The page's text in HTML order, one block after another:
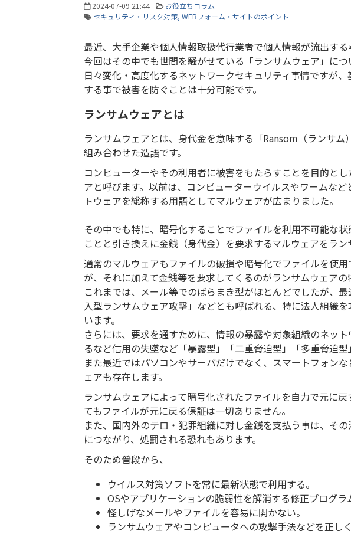
2024-07-09 21:44
お役立ちコラム
セキュリティ・リスク対策 WEBフォーム・サイトのポイント
最近、大手企業や個人情報取扱代行業者で個人情報が流出する
今回はその中でも世間を騒がせている「ランサムウェア」につ
日々変化・高度化するネットワークセキュリティ事情ですが
する事で被害を防ぐことは十分可能です。
ランサムウェアとは
ランサムウェアとは、身代金を意味する「Ransom（ランサ
組み合わせた造語です。
コンピューターやその利用者に被害をもたらすことを目的と
アと呼びます。以前は、コンピューターウイルスやワームな
トウェアを総称する用語としてマルウェアが広まりました。
その中でも特に、暗号化することでファイルを利用不可能な
ことと引き換えに金銭（身代金）を要求するマルウェアをラン
通常のマルウェアもファイルの破損や暗号化でファイルを使
が、それに加えて金銭等を要求してくるのがランサムウェアの
これまでは、メール等でのばらまき型がほとんどでしたが、
入型ランサムウェア攻撃」などとも呼ばれる、特に法人組織
います。
さらには、要求を通すために、情報の暴露や対象組織のネッ
るなど信用の失墜など「暴露型」「二重脅迫型」「多重脅迫型
また最近ではパソコンやサーバだけでなく、スマートフォン
ェアも存在します。
ランサムウェアによって暗号化されたファイルを自力で元に
てもファイルが元に戻る保証は一切ありません。
また、国内外のテロ・犯罪組織に対し金銭を支払う事は、そ
につながり、処罰される恐れもあります。
そのため普段から、
ウイルス対策ソフトを常に最新状態で利用する。
OSやアプリケーションの脆弱性を解消する修正プログラ
怪しげなメールやファイルを容易に開かない。
ランサムウェアやコンピュータへの攻撃手法などを正し